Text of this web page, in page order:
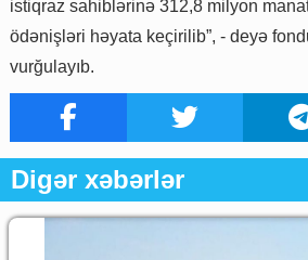
istiqraz sahiblərinə 312,8 milyon
ödənişləri həyata keçirilib”, - deyə
vurğulayıb.
Digər xəbərlər